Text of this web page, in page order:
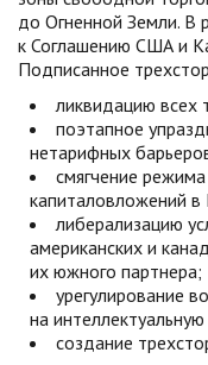
до Огненной Земли. В
к Соглашению США и
Подписанное
ликвидацию всех
поэтапное
нетарифных
смягчение
капиталовложений в
либерализацию
американских и
их южного партнера;
урегулирование
на
создание